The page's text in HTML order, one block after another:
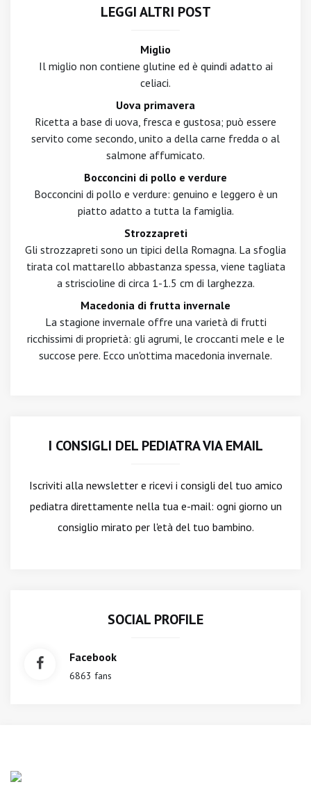
LEGGI ALTRI POST
Miglio
Il miglio non contiene glutine ed è quindi adatto ai
celiaci.
Uova primavera
Ricetta a base di uova, fresca e gustosa; può essere
servito come secondo, unito a della carne fredda o al
salmone affumicato.
Bocconcini di pollo e verdure
Bocconcini di pollo e verdure: genuino e leggero è un
piatto adatto a tutta la famiglia.
Strozzapreti
Gli strozzapreti sono un tipici della Romagna. La sfoglia
tirata col mattarello abbastanza spessa, viene tagliata
a striscioline di circa 1-1.5 cm di larghezza.
Macedonia di frutta invernale
La stagione invernale offre una varietà di frutti
ricchissimi di proprietà: gli agrumi, le croccanti mele e le
succose pere. Ecco un'ottima macedonia invernale.
I CONSIGLI DEL PEDIATRA VIA EMAIL
Iscriviti alla newslettere ricevi i consigli del tuo amico
pediatra direttamente nella tua e-mail: ogni giorno un
consiglio mirato per l'età del tuo bambino.
SOCIAL PROFILE
Facebook
6863 fans